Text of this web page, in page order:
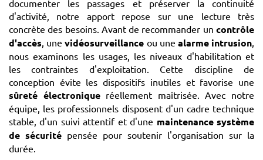
documenter les passages et préserver la continuité
d'activité, notre apport repose sur une lecture très
concrète des besoins. Avant de recommander un contrôle
d'accès , unevidéosurveillance ou une alarme intrusion
nous examinons les usages, les niveaux d'habilitation et
les contraintes d'exploitation. Cette discipline de
conception évite les dispositifs inutiles et favorise une
sûreté électroniqueréellement maîtrisée. Avec notre
équipe, les professionnels disposent d'un cadre technique
stable, d'un suivi attentif et d'une maintenance système
de sécurité pensée pour soutenir l'organisation sur la
durée.